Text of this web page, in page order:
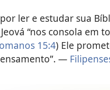
ler e estudar sua
“nos consola em
15:4) Ele
—